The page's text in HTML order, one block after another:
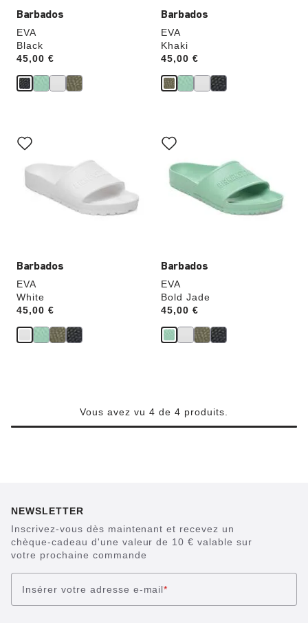
Barbados
EVA
Black
Price:
45,00 €
Barbados
EVA
Khaki
Price:
45,00 €
Barbados
EVA
White
Price:
45,00 €
sur
les
échantillons
couleurs
modifiera
Barbados
EVA
Bold Jade
Price:
45,00 €
sur
les
échantillons
couleurs
modifiera
Vous avez vu 4 de 4 produits.
NEWSLETTER
Inscrivez-vous dès maintenant et recevez un
chèque-cadeau d'une valeur de 10 € valable sur
votre prochaine commande
Insérer votre adresse e-mail*